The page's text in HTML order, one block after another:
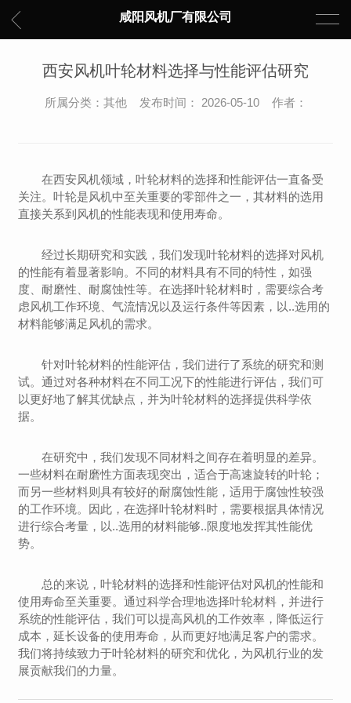
咸阳风机厂有限公司
西安风机叶轮材料选择与性能评估研究
所属分类：其他 发布时间： 2026-05-10 作者：
在西安风机领域，叶轮材料的选择和性能评估一直备受
关注。叶轮是风机中至关重要的零部件之一，其材料的选用
直接关系到风机的性能表现和使用寿命。
经过长期研究和实践，我们发现叶轮材料的选择对风机
的性能有着显著影响。不同的材料具有不同的特性，如强
度、耐磨性、耐腐蚀性等。在选择叶轮材料时，需要综合考
虑风机工作环境、气流情况以及运行条件等因素，以..选用的
材料能够满足风机的需求。
针对叶轮材料的性能评估，我们进行了系统的研究和测
试。通过对各种材料在不同工况下的性能进行评估，我们可
以更好地了解其优缺点，并为叶轮材料的选择提供科学依
据。
在研究中，我们发现不同材料之间存在着明显的差异。
一些材料在耐磨性方面表现突出，适合于高速旋转的叶轮；
而另一些材料则具有较好的耐腐蚀性能，适用于腐蚀性较强
的工作环境。因此，在选择叶轮材料时，需要根据具体情况
进行综合考量，以..选用的材料能够..限度地发挥其性能优
势。
总的来说，叶轮材料的选择和性能评估对风机的性能和
使用寿命至关重要。通过科学合理地选择叶轮材料，并进行
系统的性能评估，我们可以提高风机的工作效率，降低运行
成本，延长设备的使用寿命，从而更好地满足客户的需求。
我们将持续致力于叶轮材料的研究和优化，为风机行业的发
展贡献我们的力量。